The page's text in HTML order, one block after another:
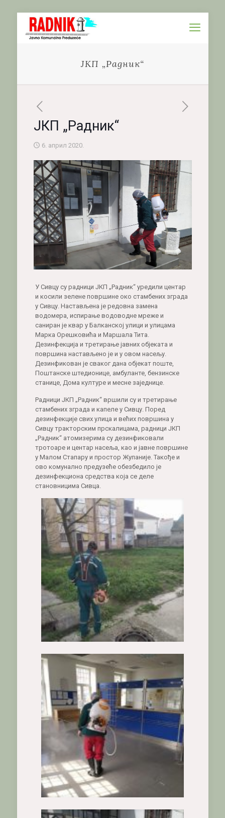
ЈКП „Радник“
ЈКП „Радник“
6. април 2020.
У Сивцу су радници ЈКП „Радник“ уредили центар
и косили зелене површине око стамбених зграда
у Сивцу. Настављена је редовна замена
водомера, испирање водоводне мреже и
саниран је квар у Балканској улици и улицама
Марка Орешковића и Маршала Тита.
Дезинфекција и третирање јавних објеката и
површина настављено је и у овом насељу.
Дезинфикован је сваког дана објекат поште,
Поштанске штедионице, амбуланте, бензинске
станице, Дома културе и месне заједнице.
Радници ЈКП „Радник“ вршили су и третирање
стамбених зграда и капеле у Сивцу. Поред
дезинфекције свих улица и већих површина у
Сивцу тракторским прскалицама, радници ЈКП
„Радник“ атомизерима су дезинфиковали
тротоаре и центар насеља, као и јавне површине
у Малом Стапару и простор Жупаније. Такође и
ово комунално предузеће обезбедило је
дезинфекциона средства која се деле
становницима Сивца.